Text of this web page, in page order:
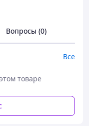
Вопросы (0)
Все
товаре